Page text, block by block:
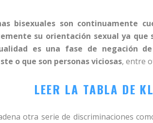
bisexuales son continuamente
su orientación sexual ya
es una fase de negación
o que son personas viciosas, entre
LEER LA TABLA DE
otra serie de discriminaciones